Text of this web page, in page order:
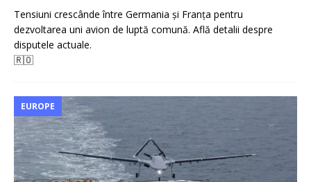
Tensiuni crescânde între Germania și Franța pentru
dezvoltarea uni avion de luptă comună. Află detalii despre
disputele actuale.
🇷🇴
EUROPE